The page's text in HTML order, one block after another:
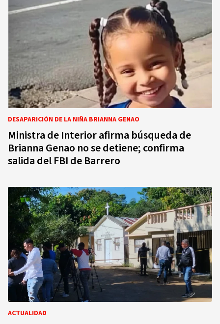
DESAPARICIÓN DE LA NIÑA BRIANNA GENAO
Ministra de Interior afirma búsqueda de
Brianna Genao no se detiene; confirma
salida del FBI de Barrero
ACTUALIDAD